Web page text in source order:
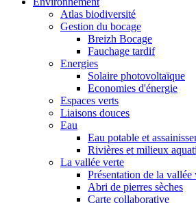
Atlas biodiversité
Gestion du bocage
Breizh Bocage
Fauchage tardif
Energies
Solaire photovoltaïque
Economies d'énergie
Espaces verts
Liaisons douces
Eau
Eau potable et
Rivières et milieux
La vallée verte
Présentation de la vallée
Abri de pierres sèches
Carte collaborative